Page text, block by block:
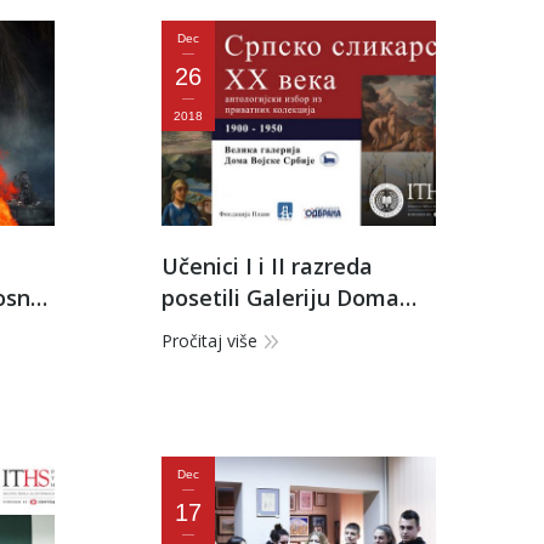
Dec
26
2018
Učenici I i II razreda
posetili Galeriju Doma
Vojske
Pročitaj više
Dec
17